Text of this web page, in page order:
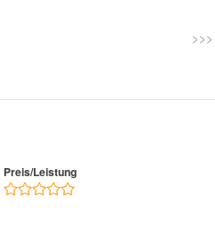
Preis/Leistung